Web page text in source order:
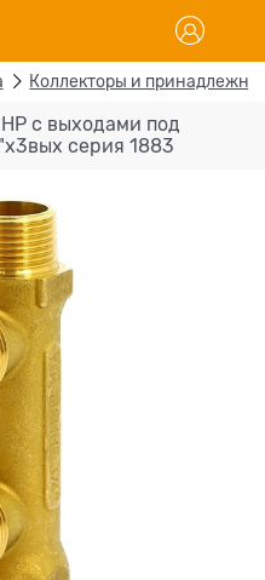
Коллекторы и
с выходами под
серия 1883